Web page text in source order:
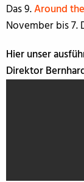
Das 9.Around
November bis 7.
Hier unser
Direktor